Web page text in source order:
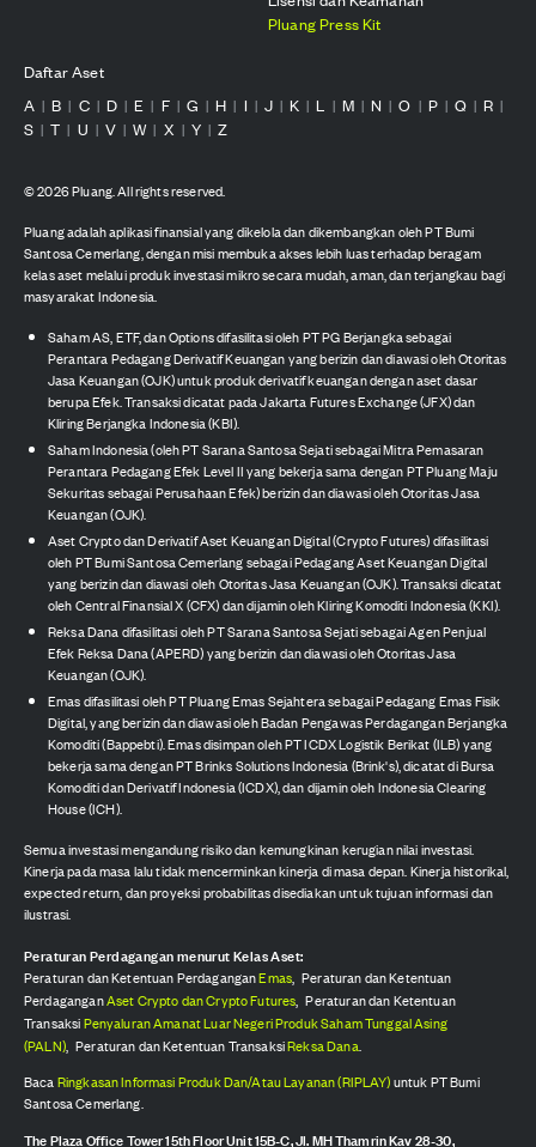
Pluang Press Kit
Daftar Aset
A | B | C | D | E | F | G | H | I | J | K | L | M | N | O | P | Q | R |
S | T | U | V | W | X | Y | Z
©2026Pluang. All rights reserved.
Pluang adalah aplikasi finansial yang dikelola dan dikembangkan oleh PT Bumi
Santosa Cemerlang, dengan misi membuka akses lebih luas terhadap beragam
kelas aset melalui produk investasi mikro secara mudah, aman, dan terjangkau bagi
masyarakat Indonesia.
Saham AS, ETF, dan Options difasilitasi oleh PT PG Berjangka sebagai
Perantara Pedagang Derivatif Keuangan yang berizin dan diawasi oleh Otoritas
Jasa Keuangan (OJK) untuk produk derivatif keuangan dengan aset dasar
berupa Efek. Transaksi dicatat pada Jakarta Futures Exchange (JFX) dan
Kliring Berjangka Indonesia (KBI).
Saham Indonesia (oleh PT Sarana Santosa Sejati sebagai Mitra Pemasaran
Perantara Pedagang Efek Level II yang bekerja sama dengan PT Pluang Maju
Sekuritas sebagai Perusahaan Efek) berizin dan diawasi oleh Otoritas Jasa
Keuangan (OJK).
Aset Crypto dan Derivatif Aset Keuangan Digital (Crypto Futures) difasilitasi
oleh PT Bumi Santosa Cemerlang sebagai Pedagang Aset Keuangan Digital
yang berizin dan diawasi oleh Otoritas Jasa Keuangan (OJK). Transaksi dicatat
oleh Central Finansial X (CFX) dan dijamin oleh Kliring Komoditi Indonesia (KKI).
Reksa Dana difasilitasi oleh PT Sarana Santosa Sejati sebagai Agen Penjual
Efek Reksa Dana (APERD) yang berizin dan diawasi oleh Otoritas Jasa
Keuangan (OJK).
Emas difasilitasi oleh PT Pluang Emas Sejahtera sebagai Pedagang Emas Fisik
Digital, yang berizin dan diawasi oleh Badan Pengawas Perdagangan Berjangka
Komoditi (Bappebti). Emas disimpan oleh PT ICDX Logistik Berikat (ILB) yang
bekerja sama dengan PT Brinks Solutions Indonesia (Brink's), dicatat di Bursa
Komoditi dan Derivatif Indonesia (ICDX), dan dijamin oleh Indonesia Clearing
House (ICH).
Semua investasi mengandung risiko dan kemungkinan kerugian nilai investasi.
Kinerja pada masa lalu tidak mencerminkan kinerja di masa depan. Kinerja historikal,
expected return, dan proyeksi probabilitas disediakan untuk tujuan informasi dan
ilustrasi.
Peraturan Perdagangan menurut Kelas Aset:
Peraturan dan Ketentuan PerdaganganEmas, Peraturan dan Ketentuan
PerdaganganAset Crypto dan Crypto Futures, Peraturan dan Ketentuan
TransaksiPenyaluran Amanat Luar Negeri Produk Saham Tunggal Asing
(PALN), Peraturan dan Ketentuan TransaksiReksa Dana.
BacaRingkasan Informasi Produk Dan/Atau Layanan (RIPLAY)untuk PT Bumi
Santosa Cemerlang.
The Plaza Office Tower 15th Floor Unit 15B-C, Jl. MH Thamrin Kav 28-30,